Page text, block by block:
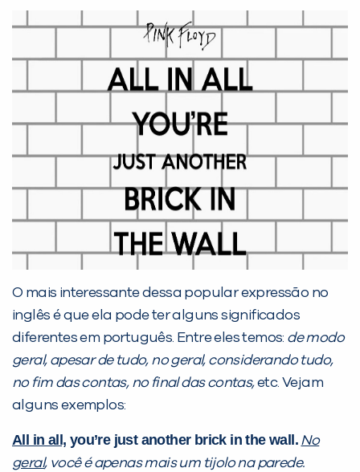
O mais interessante dessa popular expressão no
inglês é que ela pode ter alguns significados
diferentes em português. Entre eles temos: de modo
geral, apesar de tudo, no geral, considerando tudo,
no fim das contas, no final das contas,etc. Vejam
alguns exemplos:
All in all, you’re just another brick in the wall. No
geral, você é apenas mais um tijolo na parede.
PEÇA UMA DEMONSTRAÇÃO DE MÉTODO
Desculpe!
inFlux nesta cidade ou bairro que